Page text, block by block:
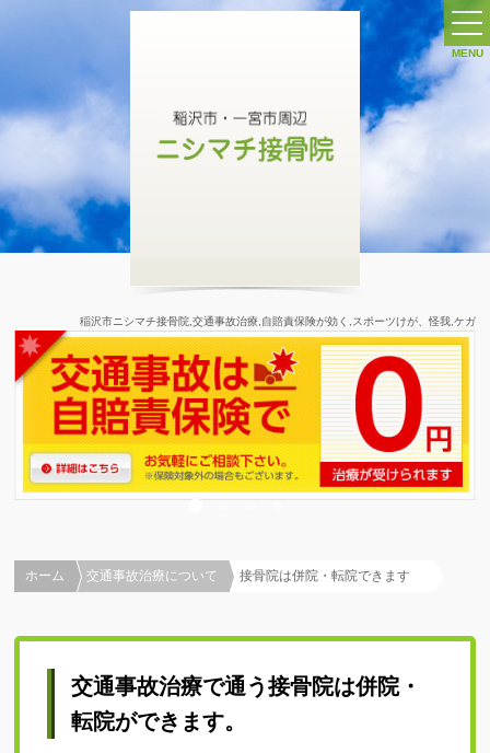
稲沢市ニシマチ接骨院,交通事故治療,自賠責保険が効く,スポーツけが、怪我,ケガ
MENU
交通事故治療 ∨
交通事故施術について
施術の特長
交通事故 症状別
交通事故ガイド
交通事故Q&A
交通事故ケース別保険ガイド
スポーツ治療 ∨
スポーツの怪我事例集
超音波検査
ホーム 交通事故治療について 接骨院は併院・転院できます
交通事故治療で通う接骨院は併院・
転院ができます。